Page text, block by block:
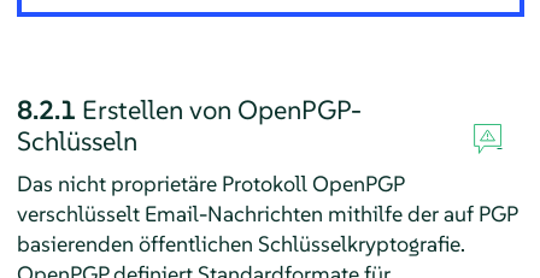
8.2.1 Erstellen von OpenPGP-
Schlüsseln
Das nicht proprietäre Protokoll OpenPGP
verschlüsselt Email-Nachrichten mithilfe der auf PGP
basierenden öffentlichen Schlüsselkryptografie.